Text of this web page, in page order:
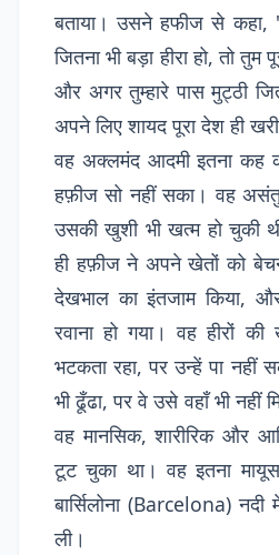
बताया। उसने हफीज से कहा,
जितना भी बड़ा हीरा हो, तो
और अगर तुम्हारे पास मुट्ठी
अपने लिए शायद पूरा देश ही
वह अक्लमंद आदमी इतना कह
हफ़ीज सो नहीं सका। वह
उसकी खुशी भी खत्म हो चुकी
ही हफ़ीज ने अपने खेतों को
देखभाल का इंतजाम किया,
रवाना हो गया। वह हीरों
भटकता रहा, पर उन्हें पा नहीं
भी ढूँढा, पर वे उसे वहाँ भी
वह मानसिक, शारीरिक और
टूट चुका था। वह इतना
बार्सिलोना (Barcelona)
ली।